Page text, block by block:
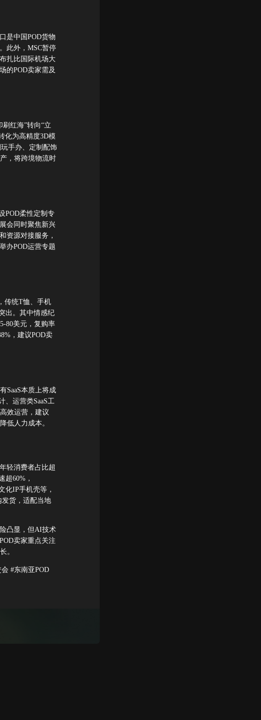
是中国POD货物
此外，MSC暂停
扎比国际机场大
的POD卖家需及
红海”转向“立
化为高精度3D模
手办、定制配饰
，将跨境物流时
POD柔性定制专
会同时聚焦新兴
资源对接服务，
办POD运营专题
传统T恤、手机
出。其中情感纪
80美元，复购率
，建议POD卖
SaaS本质上将成
、运营类SaaS工
效运营，建议
低人力成本。
轻消费者占比超
超60%，
化IP手机壳等，
发货，适配当地
凸显，但AI技术
卖家重点关注
。
#东南亚POD